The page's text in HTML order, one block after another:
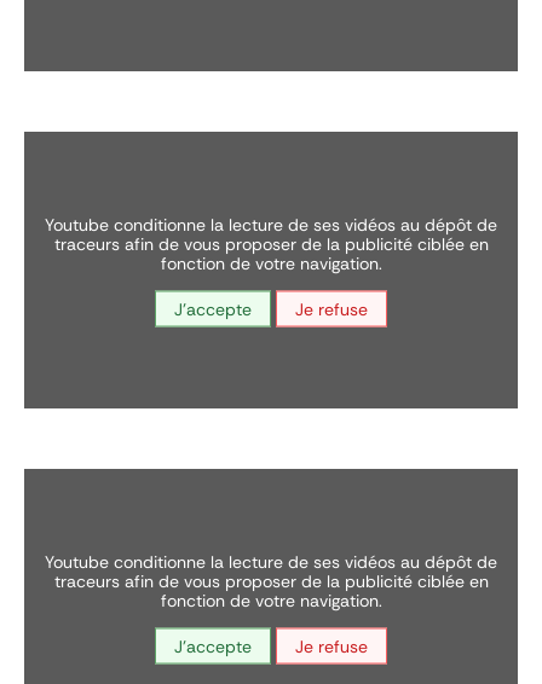
youtube conditionne la lecture de ses vidéos au dépôt de
traceurs afin de vous proposer de la publicité ciblée en
fonction de votre navigation.
J'accepte Je refuse
youtube conditionne la lecture de ses vidéos au dépôt de
traceurs afin de vous proposer de la publicité ciblée en
fonction de votre navigation.
J'accepte Je refuse